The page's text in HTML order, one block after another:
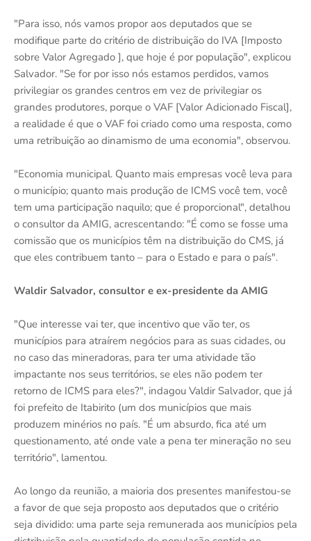
"Para isso, nós vamos propor aos deputados que se
modifique parte do critério de distribuição do IVA [Imposto
sobre Valor Agregado ], que hoje é por população", explicou
Salvador. "Se for por isso nós estamos perdidos, vamos
privilegiar os grandes centros em vez de privilegiar os
grandes produtores, porque o VAF [Valor Adicionado Fiscal],
a realidade é que o VAF foi criado como uma resposta, como
uma retribuição ao dinamismo de uma economia", observou.
"Economia municipal. Quanto mais empresas você leva para
o município; quanto mais produção de ICMS você tem, você
tem uma participação naquilo; que é proporcional", detalhou
o consultor da AMIG, acrescentando: "É como se fosse uma
comissão que os municípios têm na distribuição do CMS, já
que eles contribuem tanto – para o Estado e para o país".
Waldir Salvador, consultor e ex-presidente da AMIG
"Que interesse vai ter, que incentivo que vão ter, os
municípios para atraírem negócios para as suas cidades, ou
no caso das mineradoras, para ter uma atividade tão
impactante nos seus territórios, se eles não podem ter
retorno de ICMS para eles?", indagou Valdir Salvador, que já
foi prefeito de Itabirito (um dos municípios que mais
produzem minérios no país. "É um absurdo, fica até um
questionamento, até onde vale a pena ter mineração no seu
território", lamentou.
Ao longo da reunião, a maioria dos presentes manifestou-se
a favor de que seja proposto aos deputados que o critério
seja dividido: uma parte seja remunerada aos municípios pela